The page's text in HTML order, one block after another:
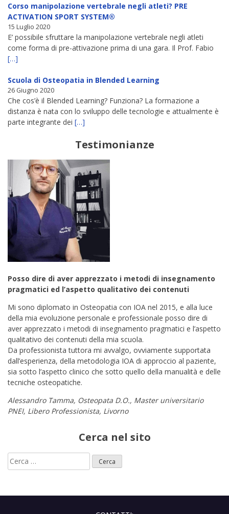
Corso manipolazione vertebrale negli atleti? PRE
ACTIVATION SPORT SYSTEM®
15 Luglio 2020
E’ possibile sfruttare la manipolazione vertebrale negli atleti
come forma di pre-attivazione prima di una gara. Il Prof. Fabio
[…]
Scuola di Osteopatia in Blended Learning
26 Giugno 2020
Che cos’è il Blended Learning? Funziona? La formazione a
distanza è nata con lo sviluppo delle tecnologie e attualmente è
parte integrante dei […]
Testimonianze
Posso dire di aver apprezzato i metodi di insegnamento
pragmatici ed l’aspetto qualitativo dei contenuti
Mi sono diplomato in Osteopatia con IOA nel 2015, e alla luce
della mia evoluzione personale e professionale posso dire di
aver apprezzato i metodi di insegnamento pragmatici e l’aspetto
qualitativo dei contenuti della mia scuola.
Da professionista tuttora mi avvalgo, ovviamente supportata
dall’esperienza, della metodologia IOA di approccio al paziente,
sia sotto l’aspetto clinico che sotto quello della manualità e delle
tecniche osteopatiche.
Alessandro Tamma, Osteopata D.O., Master universitario
PNEI, Libero Professionista, Livorno
Cerca nel sito
Ricerca
per: